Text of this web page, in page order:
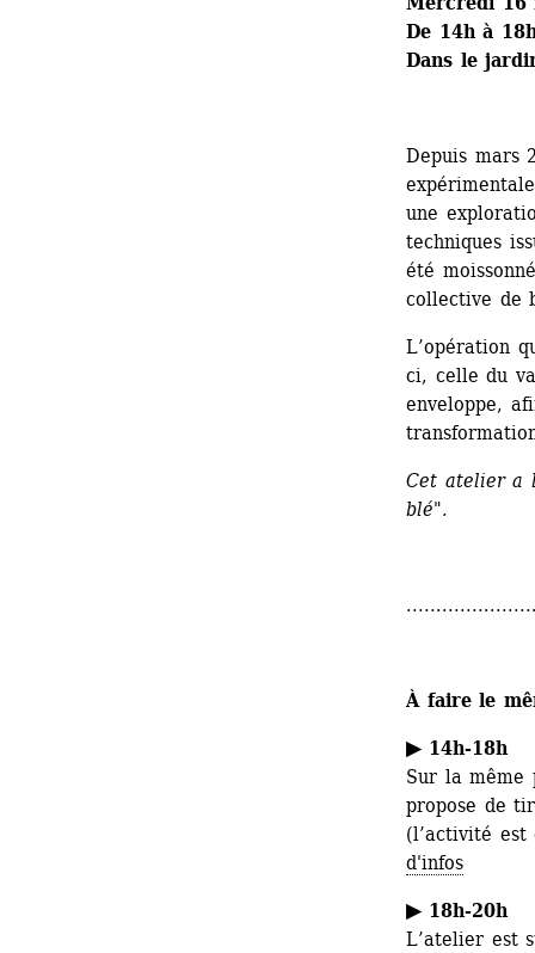
De 14h à
Dans le
Depuis mars
une
techniques
été
collective de
L’opération
ci, celle du
enveloppe,
Cet atelier a
blé".
À faire le
▶ 14h-18h
Sur la même
propose de
(l’activité
d'infos
▶ 18h-20h
L’atelier est